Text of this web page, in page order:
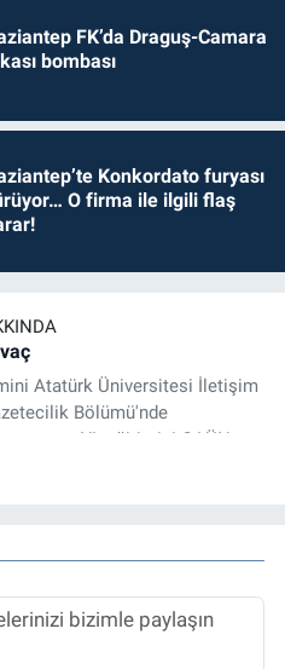
FK’da Draguş-Camara
bombası
Konkordato furyası
O firma ile ilgili flaş
Atatürk Üniversitesi İletişim
Bölümü'nde
sonra, YL eğitimini GAÜN
Enstitüsü'nde İletişim ve T. D.
ve Ekonomi Editörü olarak